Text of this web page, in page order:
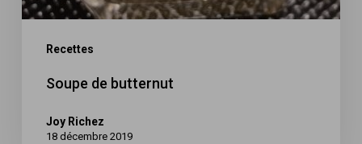
Recettes
Soupe de butternut
Joy Richez
18 décembre 2019